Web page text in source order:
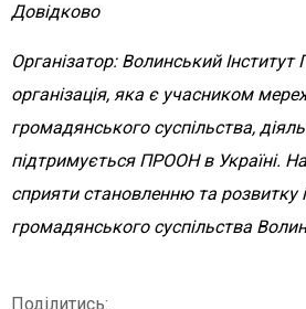
Довідково
Організатор: Волинський
організація, яка є учасником
громадянського суспільства,
підтримується ПРООН в Україні.
сприяти становленню та розвитку
громадянського суспільства
Поділитись: